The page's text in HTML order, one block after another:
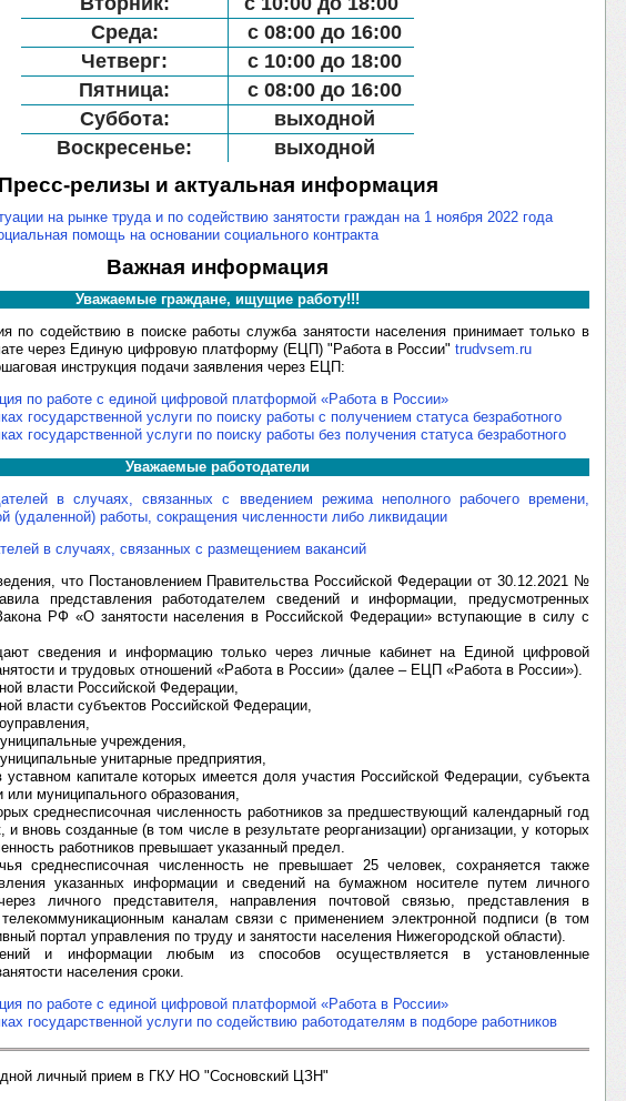
Среда:
с 08:00 до 16:00
Четверг:
с 10:00 до 18:00
Пятница:
с 08:00 до 16:00
Суббота:
выходной
Воскресенье:
выходной
Пресс-релизы и актуальная информация
на рынке труда и по содействию занятости граждан на 1 ноября 2022 года
помощь на основании социального контракта
Важная информация
Уважаемые граждане, ищущие работу!!!
по содействию в поиске работы служба занятости населения принимает только в
через Единую цифровую платформу (ЕЦП) "Работа в России"trudvsem.ru
инструкция подачи заявления через ЕЦП:
по работе с единой цифровой платформой «Работа в России»
государственной услуги по поиску работы c получением статуса безработного
государственной услуги по поиску работы без получения статуса безработного
Уважаемые работодатели
в случаях, связанных с введением режима неполного рабочего времени,
(удаленной) работы, сокращения численности либо ликвидации
в случаях, связанных с размещением вакансий
что Постановлением Правительства Российской Федерации от 30.12.2021 №
представления работодателем сведений и информации, предусмотренных
РФ «О занятости населения в Российской Федерации» вступающие в силу с
сведения и информацию только через личные кабинет на Единой цифровой
и трудовых отношений «Работа в России» (далее – ЕЦП «Работа в России»).
власти Российской Федерации,
власти субъектов Российской Федерации,
учреждения,
унитарные предприятия,
капитале которых имеется доля участия Российской Федерации, субъекта
муниципального образования,
среднесписочная численность работников за предшествующий календарный год
вновь созданные (в том числе в результате реорганизации) организации, у которых
работников превышает указанный предел.
среднесписочная численность не превышает 25 человек, сохраняется также
указанных информации и сведений на бумажном носителе путем личного
личного представителя, направления почтовой связью, представления в
каналам связи с применением электронной подписи (в том
портал управления по труду и занятости населения Нижегородской области).
и информации любым из способов осуществляется в установленные
населения сроки.
по работе с единой цифровой платформой «Работа в России»
государственной услуги по содействию работодателям в подборе работников
личный прием в ГКУ НО "Сосновский ЦЗН"